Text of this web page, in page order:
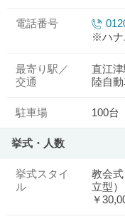
電話番号
※ハナ
最寄り駅／
交通
直江
陸自
駐車場 100台
挙式・人数
挙式スタイ
ル
教会
立型
￥